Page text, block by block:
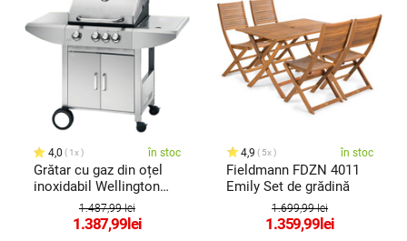
4,0 1x în stoc
Grătar cu gaz din oțel
inoxidabil Wellington
+arzător lateral +
rotisor electric
1.487,99 lei
1.387,99 lei
4,9 5x în stoc
Fieldmann FDZN 4011
Emily Set de grădină
1.699,99 lei
1.359,99 lei